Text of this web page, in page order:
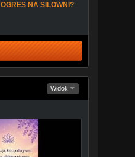
NA SILOWNI?
Widok